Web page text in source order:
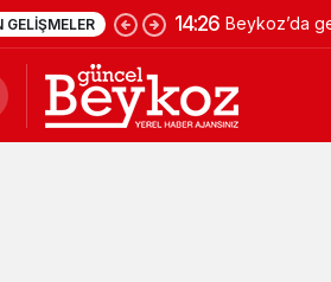
GELIŞMELER 14:26 Beykoz’da